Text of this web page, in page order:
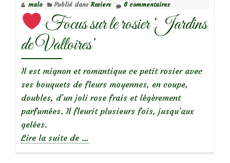
malo Publié dans Rosiers 6 commentaires
Focus sur le rosier ‘Jardins
de Valloires’
Il est mignon et romantique ce petit rosier avec
ses bouquets de fleurs moyennes, en coupe,
doubles, d’un joli rose frais et légèrement
parfumées. Il fleurit plusieurs fois, jusqu’aux
gelées.
Lire la suite de …